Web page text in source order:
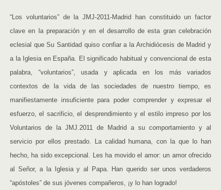
“Los voluntarios” de la JMJ-2011-Madrid han constituido un factor
clave en la preparación y en el desarrollo de esta gran celebración
eclesial que Su Santidad quiso confiar a la Archidiócesis de Madrid y
a la Iglesia en España. El significado habitual y convencional de esta
palabra, “voluntarios”, usada y aplicada en los más variados
contextos de la vida de las sociedades de nuestro tiempo, es
manifiestamente insuficiente para poder comprender y expresar el
esfuerzo, el sacrificio, el desprendimiento y el estilo impreso por los
Voluntarios de la JMJ.2011 de Madrid a su comportamiento y al
servicio por ellos prestado. La calidad humana, con la que lo han
hecho, ha sido excepcional. Les ha movido el amor: un amor ofrecido
al Señor, a la Iglesia y al Papa. Han querido ser unos verdaderos
“apóstoles” de sus jóvenes compañeros, ¡y lo han logrado!